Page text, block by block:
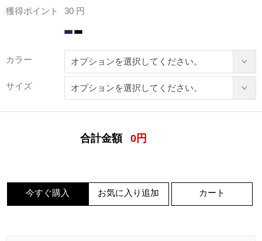
獲得ポイント 30 円
カラー
サイズ
合計金額 0 円
今すぐ購入 お気に入り追加 カート